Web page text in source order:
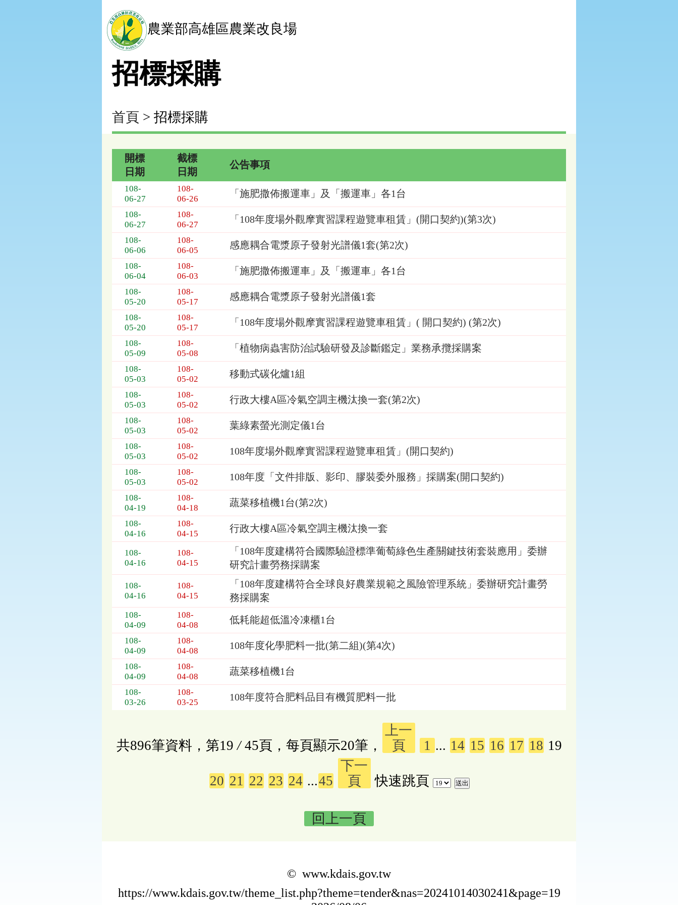
農業部高雄區農業改良場
招標採購
首頁 > 招標採購
採
表，
位
為：
標
期、
期、
公
開標
日期
截標
日期
公告事項
108-
06-27
108-
06-26
「施肥撒佈搬運車」及「搬運車」各1台
108-
06-27
108-
06-27
「108年度場外觀摩實習課程遊覽車租賃」(開口契約)(第3次)
108-
06-06
108-
06-05
感應耦合電漿原子發射光譜儀1套(第2次)
108-
06-04
108-
06-03
「施肥撒佈搬運車」及「搬運車」各1台
108-
05-20
108-
05-17
感應耦合電漿原子發射光譜儀1套
108-
05-20
108-
05-17
「108年度場外觀摩實習課程遊覽車租賃」( 開口契約) (第2次)
108-
05-09
108-
05-08
「植物病蟲害防治試驗研發及診斷鑑定」業務承攬採購案
108-
05-03
108-
05-02
移動式碳化爐1組
108-
05-03
108-
05-02
行政大樓A區冷氣空調主機汰換一套(第2次)
108-
05-03
108-
05-02
葉綠素螢光測定儀1台
108-
05-03
108-
05-02
108年度場外觀摩實習課程遊覽車租賃」(開口契約)
108-
05-03
108-
05-02
108年度「文件排版、影印、膠裝委外服務」採購案(開口契約)
108-
04-19
108-
04-18
蔬菜移植機1台(第2次)
108-
04-16
108-
04-15
行政大樓A區冷氣空調主機汰換一套
108-
04-16
108-
04-15
「108年度建構符合國際驗證標準葡萄綠色生產關鍵技術套裝應用」委辦
研究計畫勞務採購案
108-
04-16
108-
04-15
「108年度建構符合全球良好農業規範之風險管理系統」委辦研究計畫勞
務採購案
108-
04-09
108-
04-08
低耗能超低溫冷凍櫃1台
108-
04-09
108-
04-08
108年度化學肥料一批(第二組)(第4次)
108-
04-09
108-
04-08
蔬菜移植機1台
108-
03-26
108-
03-25
108年度符合肥料品目有機質肥料一批
共896筆資料，第19 /45頁，每頁顯示20筆，
上一
頁
1 ... 14 15 16 17 18 19
20 21 22 23 24 ...45
下一
頁
快速跳頁
回上一頁
© www.kdais.gov.tw
https://www.kdais.gov.tw/theme_list.php?theme=tender&nas=20241014030241&page=19